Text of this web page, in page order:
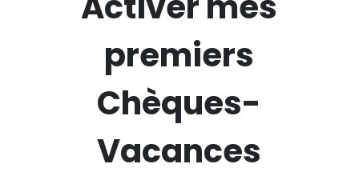
premiers
Chèques-
Vacances